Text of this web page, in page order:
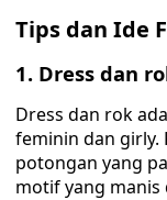
Tips dan Ide
1. Dress dan
Dress dan rok
feminin dan girly.
potongan yang
motif yang manis